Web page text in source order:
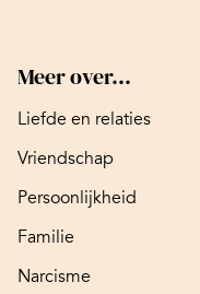
Meer over...
Liefde en relaties
Vriendschap
Persoonlijkheid
Familie
Narcisme